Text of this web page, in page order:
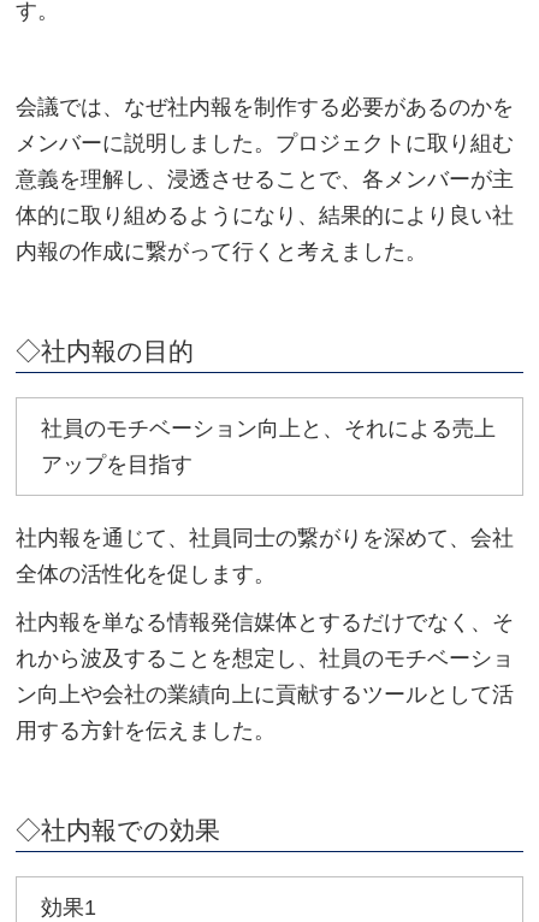
す。
会議では、なぜ社内報を制作する必要があるのかを
メンバーに説明しました。プロジェクトに取り組む
意義を理解し、浸透させることで、各メンバーが主
体的に取り組めるようになり、結果的により良い社
内報の作成に繋がって行くと考えました。
◇社内報の目的
社員のモチベーション向上と、それによる売上
アップを目指す
社内報を通じて、社員同士の繋がりを深めて、会社
全体の活性化を促します。
社内報を単なる情報発信媒体とするだけでなく、そ
れから波及することを想定し、社員のモチベーショ
ン向上や会社の業績向上に貢献するツールとして活
用する方針を伝えました。
◇社内報での効果
効果1